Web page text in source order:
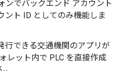
ンでバックエンド アカウント
ント ID としてのみ機能しま
行できる交通機関のアプリが
レット内で PLC を直接作成